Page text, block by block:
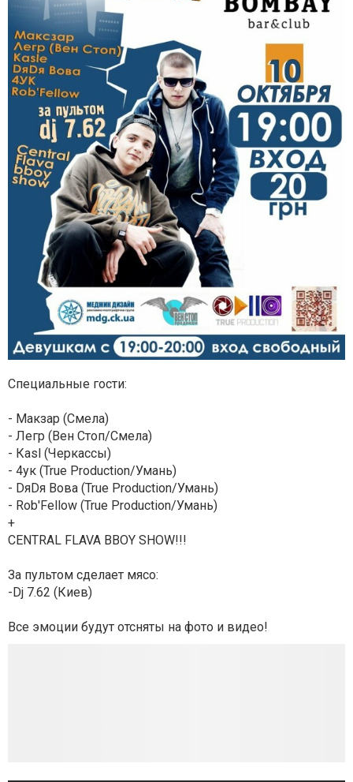
Специальные гости:
- Макзар (Смела)
- Легр (Вен Стоп/Смела)
- Кasl (Черкассы)
- 4ук (True Production/Умань)
- DяDя Вова (True Production/Умань)
- Rob'Fellow (True Production/Умань)
+
CENTRAL FLAVA BBOY SHOW!!!
За пультом сделает мясо:
-Dj 7.62 (Киев)
Все эмоции будут отсняты на фото и видео!